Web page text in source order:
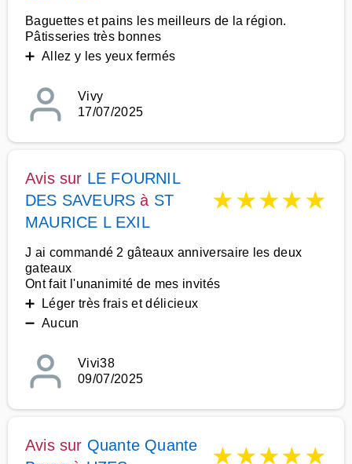
Baguettes et pains les meilleurs de la région.
Pâtisseries très bonnes
➕ Allez y les yeux fermés
Vivy
17/07/2025
Avis sur LE FOURNIL
DES SAVEURS à ST
MAURICE L EXIL
★★★★★
J ai commandé 2 gâteaux anniversaire les deux
gateaux
Ont fait l'unanimité de mes invités
➕ Léger très frais et délicieux
➖ Aucun
Vivi38
09/07/2025
Avis sur Quante Quante
★★★★★